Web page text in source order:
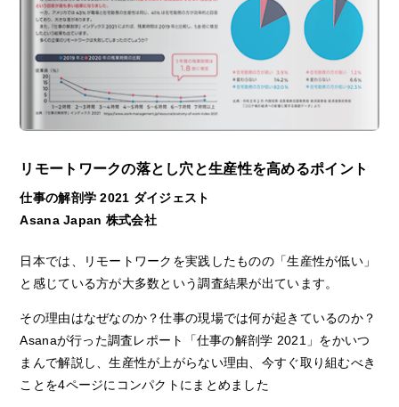
リモートワークの落とし穴と生産性を高めるポイント
仕事の解剖学 2021 ダイジェスト
Asana Japan 株式会社
日本では、リモートワークを実践したものの「生産性が低い」
と感じている方が大多数という調査結果が出ています。
その理由はなぜなのか？仕事の現場では何が起きているのか？
Asanaが行った調査レポート「仕事の解剖学 2021」をかいつ
まんで解説し、生産性が上がらない理由、今すぐ取り組むべき
ことを4ページにコンパクトにまとめました